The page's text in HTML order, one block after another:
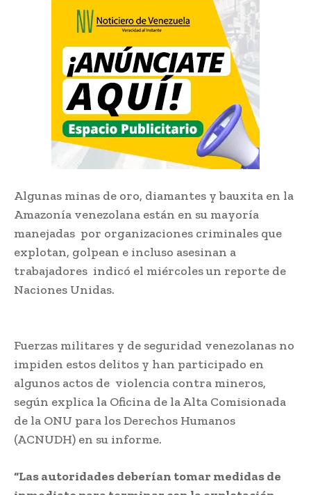
Algunas minas de oro, diamantes y bauxita en la
Amazonía venezolana están en su mayoría
manejadas por organizaciones criminales que
explotan, golpean e incluso asesinan a
trabajadores indicó el miércoles un reporte de
Naciones Unidas.
Fuerzas militares y de seguridad venezolanas no
impiden estos delitos y han participado en
algunos actos de violencia contra mineros,
según explica la Oficina de la Alta Comisionada
de la ONU para los Derechos Humanos
(ACNUDH) en su informe.
“Las autoridades deberían tomar medidas de